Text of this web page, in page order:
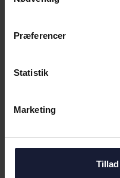
Præferencer
Statistik
Marketing
NYHED
KAMPTRØJER
GOD SAG